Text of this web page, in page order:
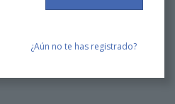
¿Aún no te has registrado?